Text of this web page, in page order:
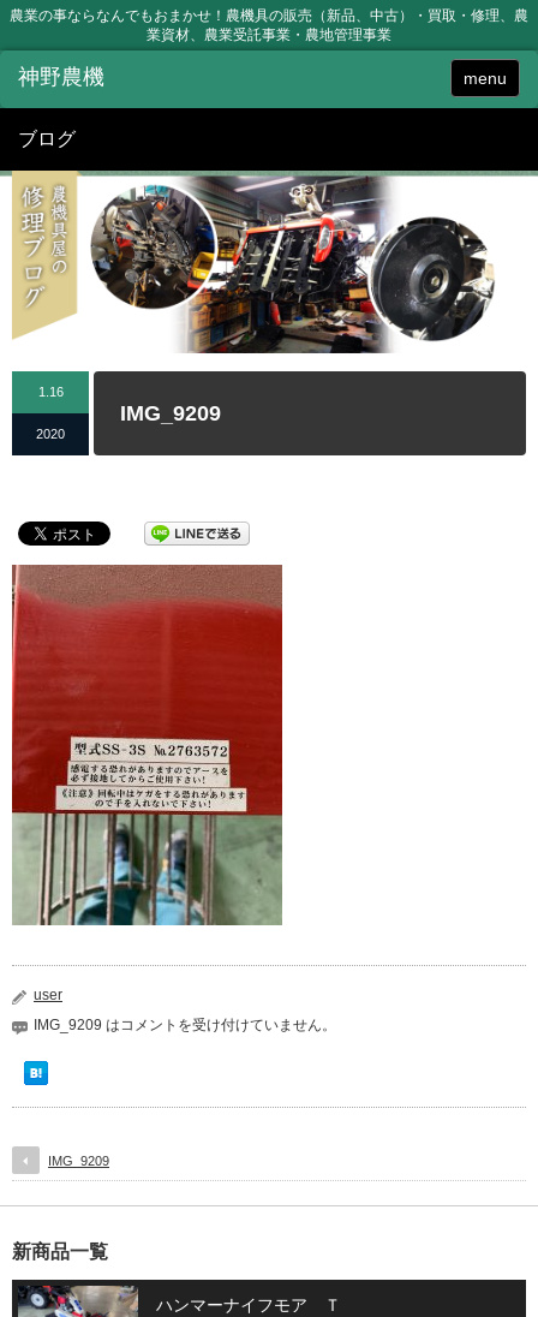
農業の事ならなんでもおまかせ！農機具の販売（新品、中古）・買取・修理、農
業資材、農業受託事業・農地管理事業
menu
ブログ
1.16
2020
IMG_9209
user
IMG_9209 はコメントを受け付けていません。
IMG_9209
新商品一覧
ハンマーナイフモア Ｔ